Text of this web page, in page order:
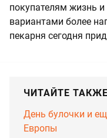
покупателям жизнь
вариантами более
пекарня сегодня
ЧИТАЙТЕ ТАКЖЕ
День булочки и
Европы